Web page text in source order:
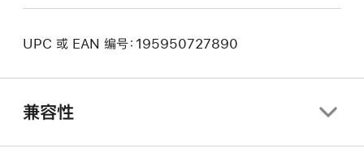
UPC 或 EAN 编号：195950727890
兼容性